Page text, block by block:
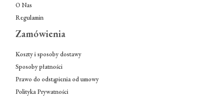
O Nas
Regulamin
Zamówienia
Koszty i sposoby dostawy
Sposoby płatności
Prawo do odstąpienia od umowy
Polityka Prywatności